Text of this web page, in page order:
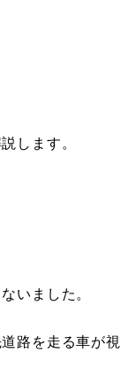
します。
いました。
路を走る車が